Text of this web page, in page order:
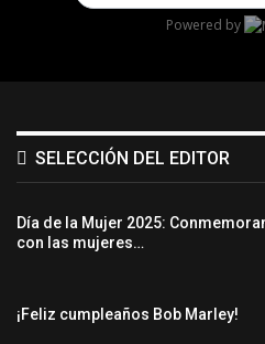
Powered by
SELECCIÓN DEL EDITOR
Día de la Mujer 2025:
con las mujeres…
¡Feliz cumpleaños Bob Marley!